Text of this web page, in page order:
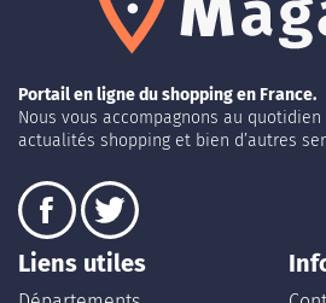
Portail en ligne du shopping en France.
Nous vous accompagnons au
actualités shopping et bien d’autres
Liens utiles